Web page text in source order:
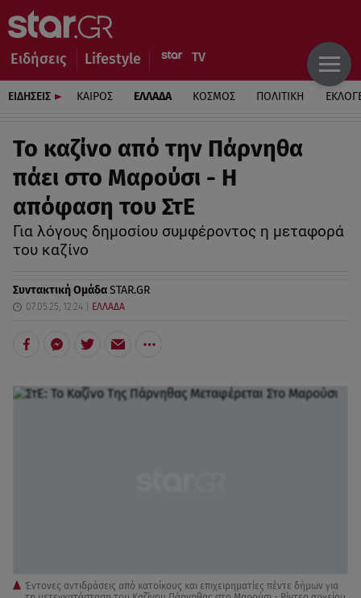
Ειδήσεις Lifestyle
ΕΙΔΗΣΕΙΣ ΚΑΙΡΟΣ ΕΛΛΑΔΑ ΚΟΣΜΟΣ ΠΟΛΙΤΙΚΗ
Το καζίνο από την Πάρνηθα
πάει στο Μαρούσι - Η
απόφαση του ΣτΕ
Για λόγους δημοσίου συμφέροντος η μεταφορά
του καζίνο
Συντακτική ΟμάδαSTAR.GR
07.05.25, 12:24 ΕΛΛΑΔΑ
Έντονες αντιδράσεις από κατοίκους και επιχειρηματίες πέντε δήμων για